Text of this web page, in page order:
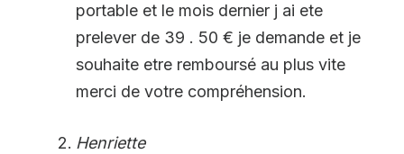
portable et le mois dernier j ai ete
prelever de 39 . 50 € je demande et je
souhaite etre remboursé au plus vite
merci de votre compréhension.
Henriette